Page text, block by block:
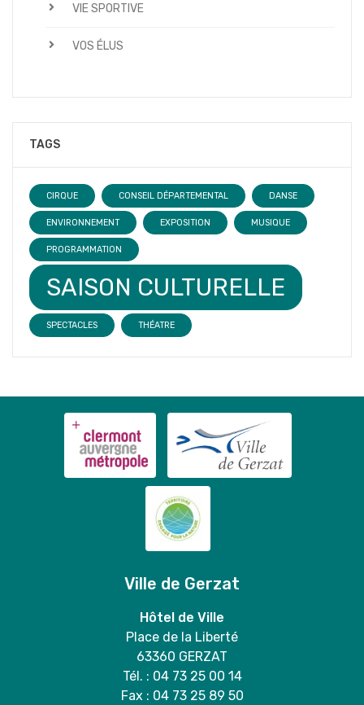
VIE SPORTIVE
VOS ÉLUS
TAGS
CIRQUE CONSEIL DÉPARTEMENTAL DANSE
ENVIRONNEMENT EXPOSITION MUSIQUE
PROGRAMMATION
SAISON CULTURELLE
SPECTACLES THÉATRE
Ville de Gerzat
Hôtel de Ville
Place de la Liberté
63360 GERZAT
Tél. : 04 73 25 00 14
Fax : 04 73 25 89 50